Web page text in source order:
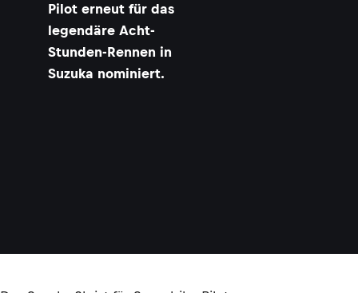
Pilot erneut für das
legendäre Acht-
Stunden-Rennen in
Suzuka nominiert.